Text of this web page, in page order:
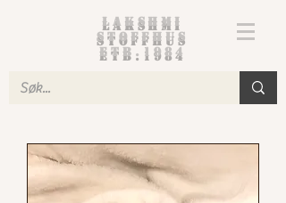
Lakshmi
Stoffhus
etb.1984